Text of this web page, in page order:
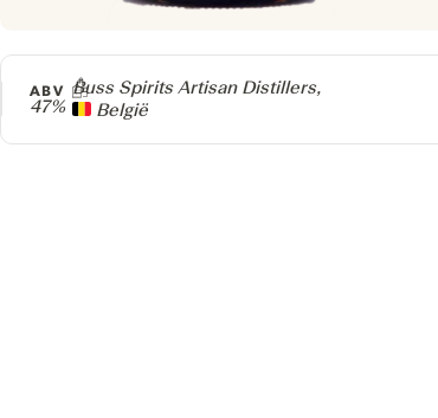
Producer
Buss Spirits Artisan Distillers,
België
ABV
47%